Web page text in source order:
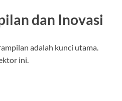
dan Inovasi
adalah kunci utama.
ini.